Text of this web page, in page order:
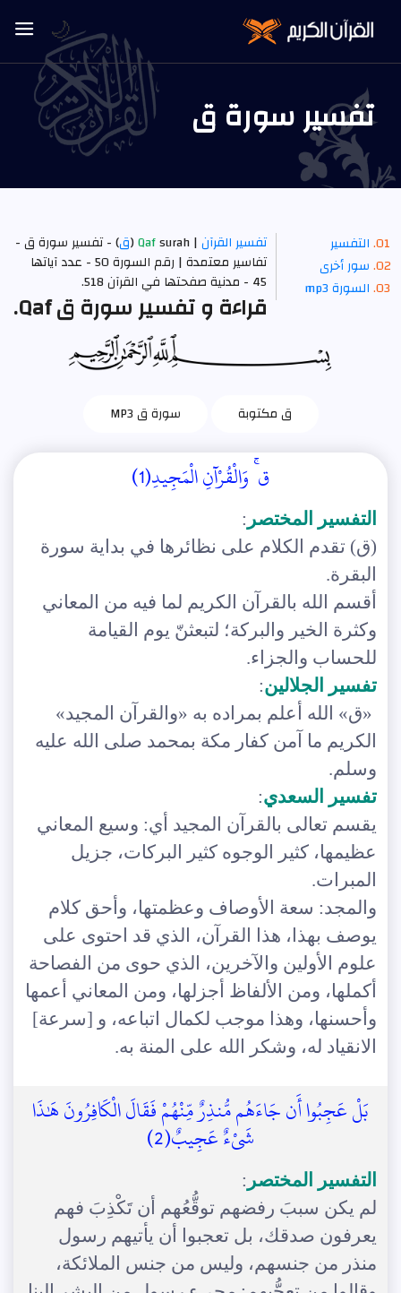
تفسير سورة ق
التفسير
سور أخرى
السورة mp3
تفسير القرآن| surah
Qaf
(ق) - تفسير سورة ق -
تفاسير معتمدة | رقم السورة 50 - عدد آياتها
45 -
مدنيةصفحتها في القرآن 518.
قراءة و تفسير سورة ق Qaf.
ق مكتوبة سورة ق MP3
ق ۚ وَالْقُرْآنِ الْمَجِيدِ(1)
التفسير المختصر :
(ق) تقدم الكلام على نظائرها في بداية سورة
البقرة.
أقسم الله بالقرآن الكريم لما فيه من المعاني
وكثرة الخير والبركة؛ لتبعثنّ يوم القيامة
للحساب والجزاء.
تفسير الجلالين:
«ق» الله أعلم بمراده به «والقرآن المجيد»
الكريم ما آمن كفار مكة بمحمد صلى الله عليه
وسلم.
تفسير السعدي:
يقسم تعالى بالقرآن المجيد أي: وسيع المعاني
عظيمها، كثير الوجوه كثير البركات، جزيل
المبرات.
والمجد: سعة الأوصاف وعظمتها، وأحق كلام
يوصف بهذا، هذا القرآن، الذي قد احتوى على
علوم الأولين والآخرين، الذي حوى من الفصاحة
أكملها، ومن الألفاظ أجزلها، ومن المعاني أعمها
وأحسنها، وهذا موجب لكمال اتباعه، و [سرعة]
الانقياد له، وشكر الله على المنة به.
بَلْ عَجِبُوا أَن جَاءَهُم مُّنذِرٌ مِّنْهُمْ فَقَالَ الْكَافِرُونَ هَٰذَا
شَيْءٌ عَجِيبٌ(2)
التفسير المختصر :
لم يكن سببَ رفضهم توقُّعُهم أن تَكْذِبَ فهم
يعرفون صدقك، بل تعجبوا أن يأتيهم رسول
منذر من جنسهم، وليس من جنس الملائكة،
🌙